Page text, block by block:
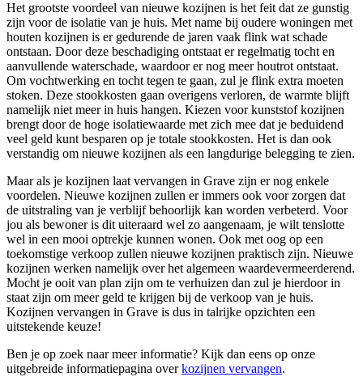
Het grootste voordeel van nieuwe kozijnen is het feit dat ze gunstig
zijn voor de isolatie van je huis. Met name bij oudere woningen met
houten kozijnen is er gedurende de jaren vaak flink wat schade
ontstaan. Door deze beschadiging ontstaat er regelmatig tocht en
aanvullende waterschade, waardoor er nog meer houtrot ontstaat.
Om vochtwerking en tocht tegen te gaan, zul je flink extra moeten
stoken. Deze stookkosten gaan overigens verloren, de warmte blijft
namelijk niet meer in huis hangen. Kiezen voor kunststof kozijnen
brengt door de hoge isolatiewaarde met zich mee dat je beduidend
veel geld kunt besparen op je totale stookkosten. Het is dan ook
verstandig om nieuwe kozijnen als een langdurige belegging te zien.
Maar als je kozijnen laat vervangen in Grave zijn er nog enkele
voordelen. Nieuwe kozijnen zullen er immers ook voor zorgen dat
de uitstraling van je verblijf behoorlijk kan worden verbeterd. Voor
jou als bewoner is dit uiteraard wel zo aangenaam, je wilt tenslotte
wel in een mooi optrekje kunnen wonen. Ook met oog op een
toekomstige verkoop zullen nieuwe kozijnen praktisch zijn. Nieuwe
kozijnen werken namelijk over het algemeen waardevermeerderend.
Mocht je ooit van plan zijn om te verhuizen dan zul je hierdoor in
staat zijn om meer geld te krijgen bij de verkoop van je huis.
Kozijnen vervangen in Grave is dus in talrijke opzichten een
uitstekende keuze!
Ben je op zoek naar meer informatie? Kijk dan eens op onze
uitgebreide informatiepagina overkozijnen vervangen.